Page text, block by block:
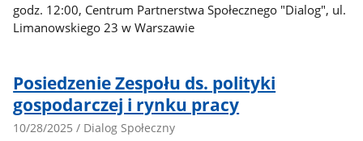
godz. 12:00, Centrum Partnerstwa Społecznego "Dialog", ul.
Limanowskiego 23 w Warszawie
Posiedzenie Zespołu ds. polityki
gospodarczej i rynku pracy
10/28/2025 / Dialog Społeczny